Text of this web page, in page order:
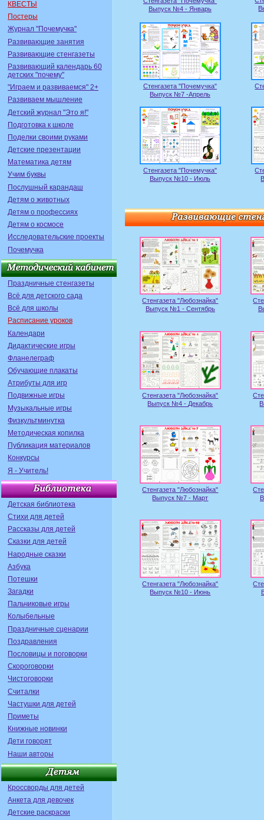
КВЕСТЫ
Постеры
Журнал "Почемучка"
Развивающие занятия
Развивающие стенгазеты
Развивающий календарь 60
детских "почему"
"Играем и развиваемся" 2+
Развиваем мышление
Детский журнал "Это я!"
Подготовка к школе
Поделки своими руками
Детские презентации
Математика детям
Учим буквы
Послушный карандаш
Детям о животных
Детям о профессиях
Детям о космосе
Исследовательские проекты
Почемучка
Праздничные стенгазеты
Всё для детского сада
Всё для школы
Расписание уроков
Календари
Дидактические игры
Фланелеграф
Обучающие плакаты
Атрибуты для игр
Подвижные игры
Музыкальные игры
Физкультминутка
Методическая копилка
Публикация материалов
Конкурсы
Я - Учитель!
Детская библиотека
Стихи для детей
Рассказы для детей
Сказки для детей
Народные сказки
Азбука
Потешки
Загадки
Пальчиковые игры
Колыбельные
Праздничные сценарии
Поздравления
Пословицы и поговорки
Скороговорки
Чистоговорки
Считалки
Частушки для детей
Приметы
Книжные новинки
Дети говорят
Наши авторы
Кроссворды для детей
Анкета для девочек
Детские раскраски
Выпуск №4 - Январь
Стенгазета "Почемучка"
Выпуск №7 -Апрель
Стенгазета "Почемучка"
Выпуск №10 - Июль
Стенгазета "Любознайка"
Выпуск №1 - Сентябрь
Стенгазета "Любознайка"
Выпуск №4 - Декабрь
Стенгазета "Любознайка"
Выпуск №7 - Март
Стенгазета "Любознайка"
Выпуск №10 - Июнь